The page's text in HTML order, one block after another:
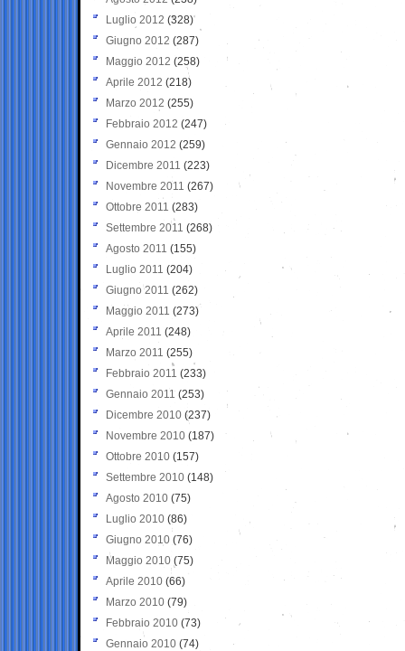
Luglio 2012 (328)
Giugno 2012 (287)
Maggio 2012 (258)
Aprile 2012 (218)
Marzo 2012 (255)
Febbraio 2012 (247)
Gennaio 2012 (259)
Dicembre 2011 (223)
Novembre 2011 (267)
Ottobre 2011 (283)
Settembre 2011 (268)
Agosto 2011 (155)
Luglio 2011 (204)
Giugno 2011 (262)
Maggio 2011 (273)
Aprile 2011 (248)
Marzo 2011 (255)
Febbraio 2011 (233)
Gennaio 2011 (253)
Dicembre 2010 (237)
Novembre 2010 (187)
Ottobre 2010 (157)
Settembre 2010 (148)
Agosto 2010 (75)
Luglio 2010 (86)
Giugno 2010 (76)
Maggio 2010 (75)
Aprile 2010 (66)
Marzo 2010 (79)
Febbraio 2010 (73)
Gennaio 2010 (74)